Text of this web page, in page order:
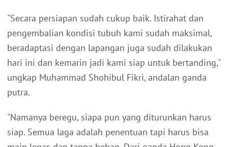
"Secara persiapan sudah cukup baik. Istirahat dan
pengembalian kondisi tubuh kami sudah maksimal,
beradaptasi dengan lapangan juga sudah dilakukan
hari ini dan kemarin jadi kami siap untuk bertanding,"
ungkap Muhammad Shohibul Fikri, andalan ganda
putra.
"Namanya beregu, siapa pun yang diturunkan harus
siap. Semua laga adalah penentuan tapi harus bisa